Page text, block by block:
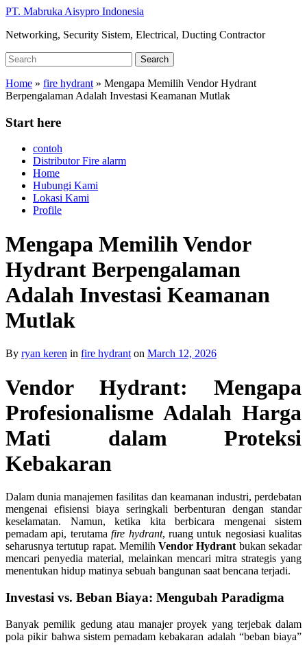
Skip
main
PT. Mabruka Aisypro Indonesia
Networking, Security Sistem, Electrical, Ducting Contractor
Search
for:
Search
Home » fire hydrant » Mengapa Memilih Vendor Hydrant
Berpengalaman Adalah Investasi Keamanan Mutlak
Start here
contoh
Distributor Fire alarm
Home
Hubungi Kami
Lokasi Kami
Profile
Mengapa Memilih Vendor
Hydrant Berpengalaman
Adalah Investasi Keamanan
Mutlak
By ryan keren in fire hydrant on March 12, 2026
Vendor Hydrant: Mengapa
Profesionalisme Adalah Harga
Mati dalam Proteksi
Kebakaran
Dalam dunia manajemen fasilitas dan keamanan industri, perdebatan
mengenai efisiensi biaya seringkali berbenturan dengan standar
keselamatan. Namun, ketika kita berbicara mengenai sistem
pemadam api, terutamafire hydrant, ruang untuk negosiasi kualitas
seharusnya tertutup rapat. MemilihVendor Hydrant bukan sekadar
mencari penyedia material, melainkan mencari mitra strategis yang
menentukan hidup matinya sebuah bangunan saat bencana terjadi.
Investasi vs. Beban Biaya: Mengubah Paradigma
Banyak pemilik gedung atau manajer proyek yang terjebak dalam
pola pikir bahwa sistem pemadam kebakaran adalah “beban biaya”